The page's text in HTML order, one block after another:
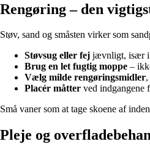
Rengøring – den
Støv, sand og småsten virker som
Støvsug eller fej jævnligt, især i
Brug en let fugtig moppe –
Vælg milde rengøringsmidler
Placér måtter ved indgangene
Små vaner som at tage skoene af
Pleje og